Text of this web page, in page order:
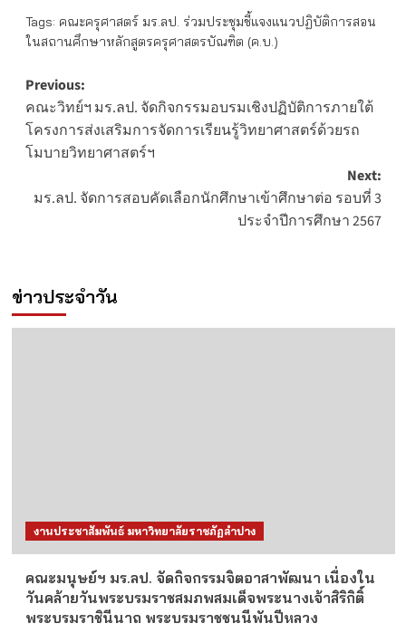
Tags: คณะครุศาสตร์ มร.ลป. ร่วมประชุมชี้แจงแนวปฏิบัติการสอน
ในสถานศึกษาหลักสูตรครุศาสตรบัณฑิต (ค.บ.)
Post
navigation
Previous:
คณะวิทย์ฯ มร.ลป. จัดกิจกรรมอบรมเชิงปฏิบัติการภายใต้
โครงการส่งเสริมการจัดการเรียนรู้วิทยาศาสตร์ด้วยรถ
โมบายวิทยาศาสตร์ฯ
Next:
มร.ลป. จัดการสอบคัดเลือกนักศึกษาเข้าศึกษาต่อ รอบที่ 3
ประจำปีการศึกษา 2567
ข่าวประจำวัน
งานประชาสัมพันธ์ มหาวิทยาลัยราชภัฏลำปาง
คณะมนุษย์ฯ มร.ลป. จัดกิจกรรมจิตอาสาพัฒนา เนื่องใน
วันคล้ายวันพระบรมราชสมภพสมเด็จพระนางเจ้าสิริกิติ์
พระบรมราชินีนาถ พระบรมราชชนนีพันปีหลวง